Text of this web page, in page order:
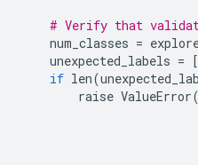
# Verify that
num_classes =
unexpected_labels = [
if len(
raise ValueError(